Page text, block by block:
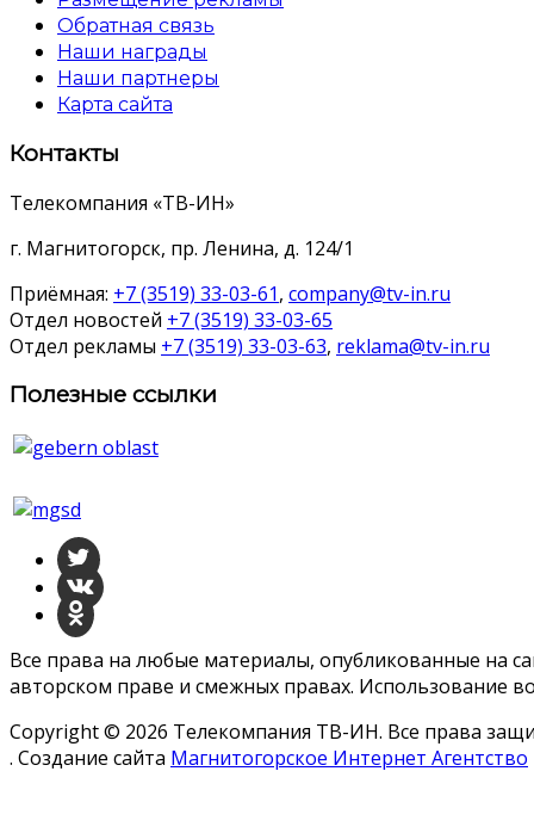
Обратная связь
Наши награды
Наши партнеры
Карта сайта
Контакты
Телекомпания «ТВ-ИН»
г. Магнитогорск, пр. Ленина, д. 124/1
Приёмная: +7 (3519) 33-03-61, company@tv-in.ru
Отдел новостей +7 (3519) 33-03-65
Отдел рекламы +7 (3519) 33-03-63, reklama@tv-in.ru
Полезные ссылки
Все права на любые материалы, опубликованные на
авторском праве и смежных правах. Использование
Copyright © 2026 Телекомпания ТВ-ИН. Все права
. Создание сайта Магнитогорское Интернет Агентство